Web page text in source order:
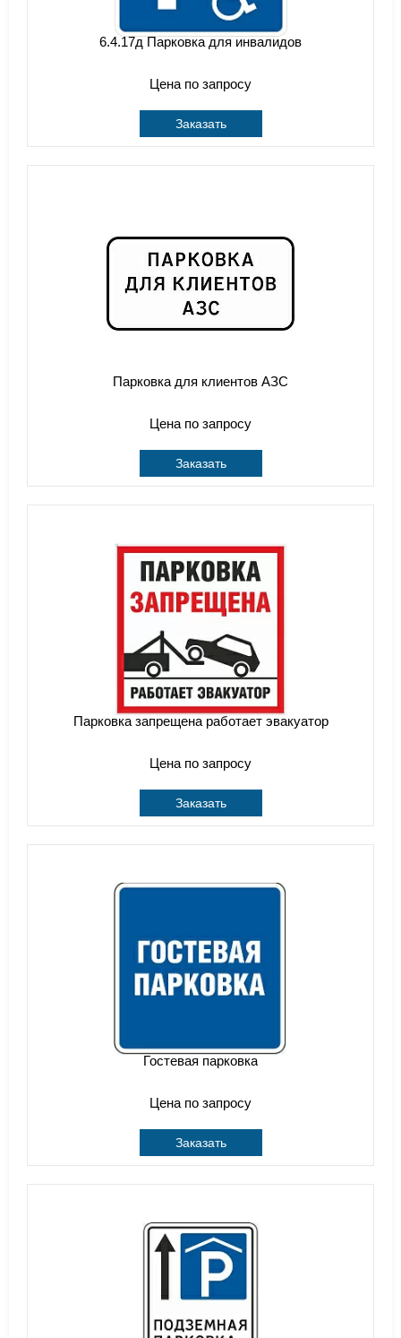
6.4.17д Парковка для инвалидов
Цена по запросу
Заказать
Парковка для клиентов АЗС
Цена по запросу
Заказать
Парковка запрещена работает эвакуатор
Цена по запросу
Заказать
Гостевая парковка
Цена по запросу
Заказать